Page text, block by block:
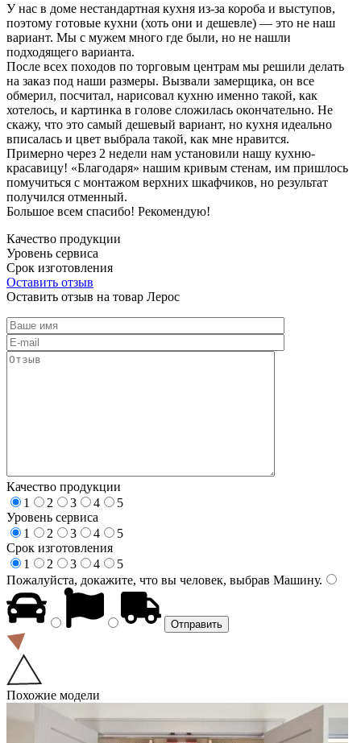
У нас в доме нестандартная кухня из-за короба и выступов,
поэтому готовые кухни (хоть они и дешевле) — это не наш
вариант. Мы с мужем много где были, но не нашли
подходящего варианта.
После всех походов по торговым центрам мы решили делать
на заказ под наши размеры. Вызвали замерщика, он все
обмерил, посчитал, нарисовал кухню именно такой, как
хотелось, и картинка в голове сложилась окончательно. Не
скажу, что это самый дешевый вариант, но кухня идеально
вписалась и цвет выбрала такой, как мне нравится.
Примерно через 2 недели нам установили нашу кухню-
красавицу! «Благодаря» нашим кривым стенам, им пришлось
помучиться с монтажом верхних шкафчиков, но результат
получился отменный.
Большое всем спасибо! Рекомендую!
Качество продукции
Уровень сервиса
Срок изготовления
Оставить отзыв
Оставить отзыв на товар Лерос
Качество продукции
1
2 3 4
5
Уровень сервиса
1
2 3 4
5
Срок изготовления
1
2 3 4
5
Пожалуйста, докажите, что вы человек, выбрав Машину.
Похожие модели